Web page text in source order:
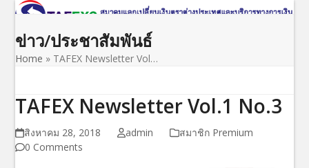
Skip
content
Open
mobile
menu
Close
mobile
menu
ข่าว/ประชาสัมพันธ์
Home » TAFEX Newsletter Vol…
TAFEX Newsletter Vol.1 No.3
สิงหาคม 28, 2018 admin
สมาชิก Premium
0 Comments